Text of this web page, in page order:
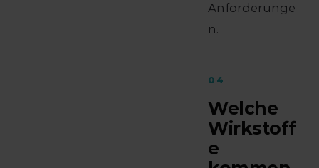
Anforderunge
n.
04
Welche
Wirkstoff
e